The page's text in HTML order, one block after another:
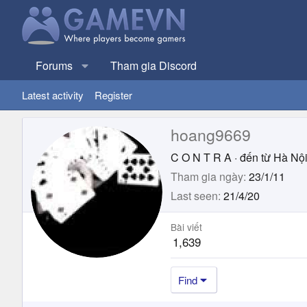
Forums Tham gia Discord
Latest activity Register
hoang9669
C O N T R A · đến từ Hà Nội
Tham gia ngày 23/1/11
Last seen 21/4/20
Bài viết
1,639
Find